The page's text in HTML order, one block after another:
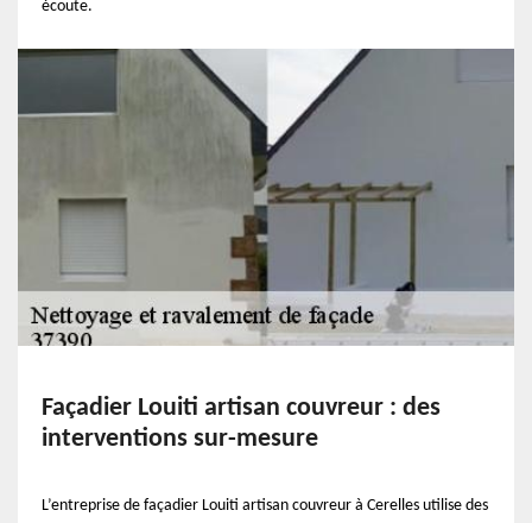
écoute.
Façadier Louiti artisan couvreur : des
interventions sur-mesure
L’entreprise de façadier Louiti artisan couvreur à Cerelles utilise des